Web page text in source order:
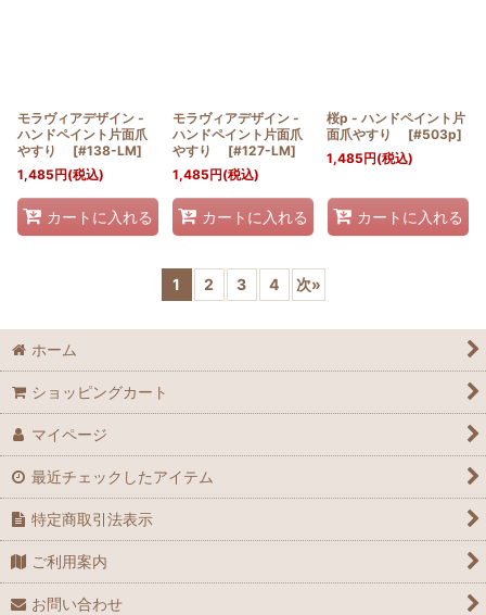
モラヴィアデザイン -
ハンドペイント片面爪
やすり
[#138-LM]
1,485円(税込)
カートに入れる
モラヴィアデザイン -
ハンドペイント片面爪
やすり
[#127-LM]
1,485円(税込)
カートに入れる
桜p - ハンドペイント片
面爪やすり
[#503p]
1,485円(税込)
カートに入れる
1 2 3 4 次»
ホーム
ショッピングカート
マイページ
最近チェックしたアイテム
特定商取引法表示
ご利用案内
お問い合わせ